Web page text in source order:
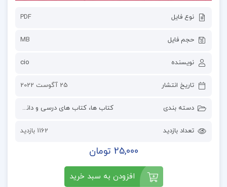
نوع فایل PDF
حجم فایل MB
نویسنده cio
تاریخ انتشار 25 آگوست 2022
دسته بندی کتاب ها، کتاب های درسی و دانشگاهی
تعداد بازدید 1162 بازدید
25,000 تومان
افزودن به سبد خرید